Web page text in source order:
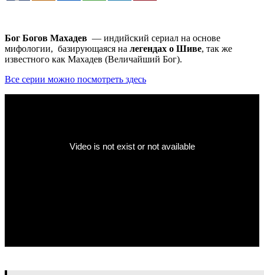
Бог Богов Махадев — индийский сериал на основе
мифологии, базирующаяся на легендах о Шиве, так же
известного как Махадев (Величайший Бог).
Все серии можно посмотреть здесь